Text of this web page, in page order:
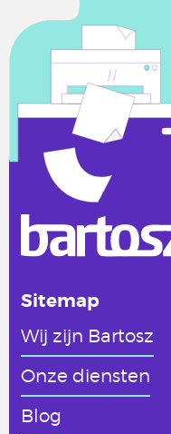
Sitemap
Wij zijn Bartosz
Onze diensten
Blog